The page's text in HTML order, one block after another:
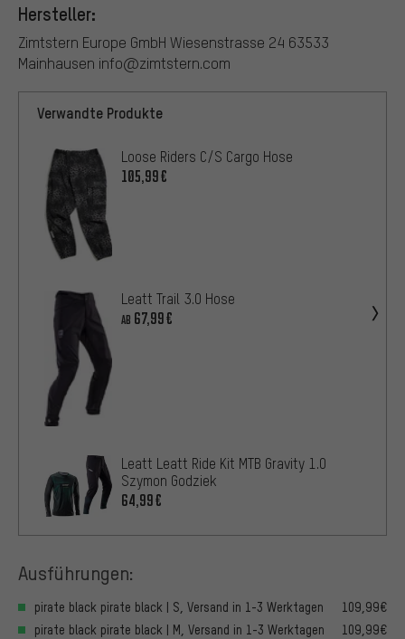
Hersteller:
Zimtstern Europe GmbH Wiesenstrasse 24 63533
Mainhausen info@zimtstern.com
Verwandte Produkte
Loose Riders C/S Cargo Hose
105,99€
Leatt Trail 3.0 Hose
AB 67,99€
Leatt Leatt Ride Kit MTB Gravity 1.0
Szymon Godziek
64,99€
Ausführungen:
pirate black pirate black | S, Versand in 1-3 Werktagen
109,99€
pirate black pirate black | M, Versand in 1-3 Werktagen
109,99€